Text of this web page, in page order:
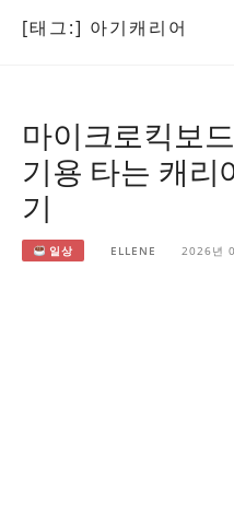
[태그:] 아기캐리어
마이크로킥보
기용 타는 캐리
기
일상 ELLENE 2026년